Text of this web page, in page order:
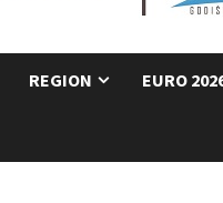
REGION EURO